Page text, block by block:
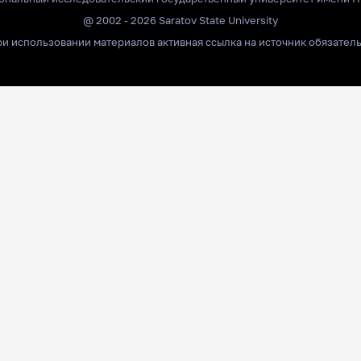
@ 2002 - 2026 Saratov State University
использовании материалов активная ссылка на источник